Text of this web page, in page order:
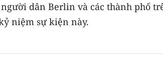
dân Berlin và các thành phố
niệm sự kiện này.